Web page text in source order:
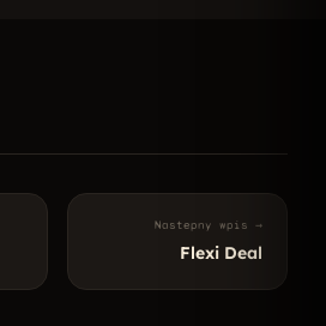
Nastepny wpis →
Flexi Deal